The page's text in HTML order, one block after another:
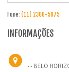
Fone: (11) 2308-5075
INFORMAÇÕES
- - BELO